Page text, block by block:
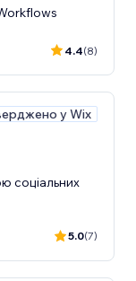
4.4(8)
у Wix
соціальних
5.0(7)